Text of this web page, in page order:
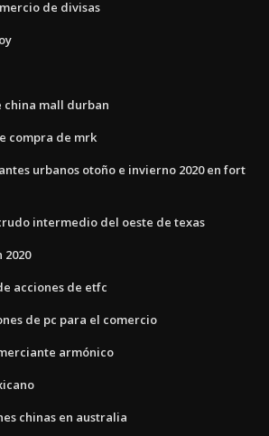
de divisas
mall durban
compra de mrk
urbanos otoño e invierno 2020 en fort
intermedio del oeste de texas
2020
acciones de etfc
de pc para el comercio
armónico
chinas en australia